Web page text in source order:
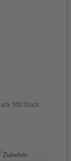
100 Stück
Zubehör